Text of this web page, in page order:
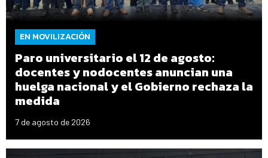
EN MOVILIZACIÓN
Paro universitario el 12 de agosto:
docentes y nodocentes anuncian una
huelga nacional y el Gobierno rechaza la
medida
7 de agosto de 2026